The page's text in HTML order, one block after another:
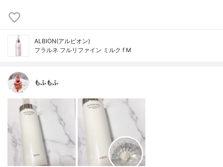
ALBION(アルビオン)
フラルネ フルリファイン ミルク f M
もふもふ